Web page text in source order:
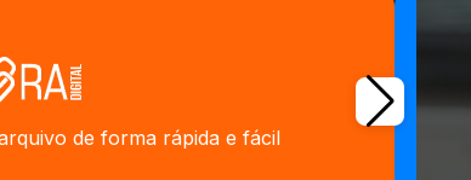
de forma rápida e fácil